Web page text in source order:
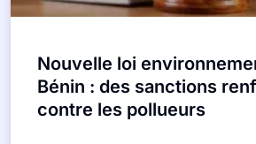
Nouvelle loi
Bénin : des sanctions
contre les pollueurs